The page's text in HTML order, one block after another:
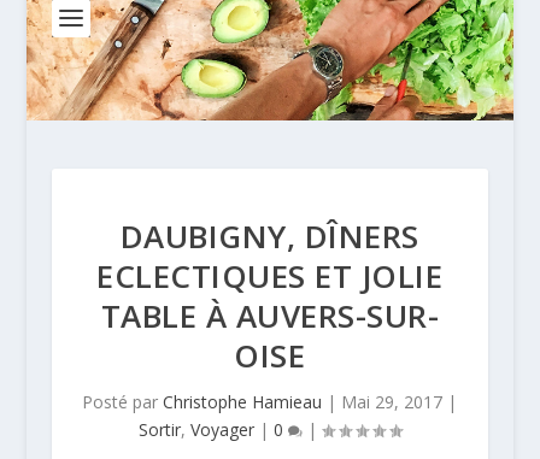
DAUBIGNY, DÎNERS
ECLECTIQUES ET JOLIE
TABLE À AUVERS-SUR-
OISE
Posté parChristophe Hamieau | Mai 29, 2017 |
Sortir, Voyager| 0 |